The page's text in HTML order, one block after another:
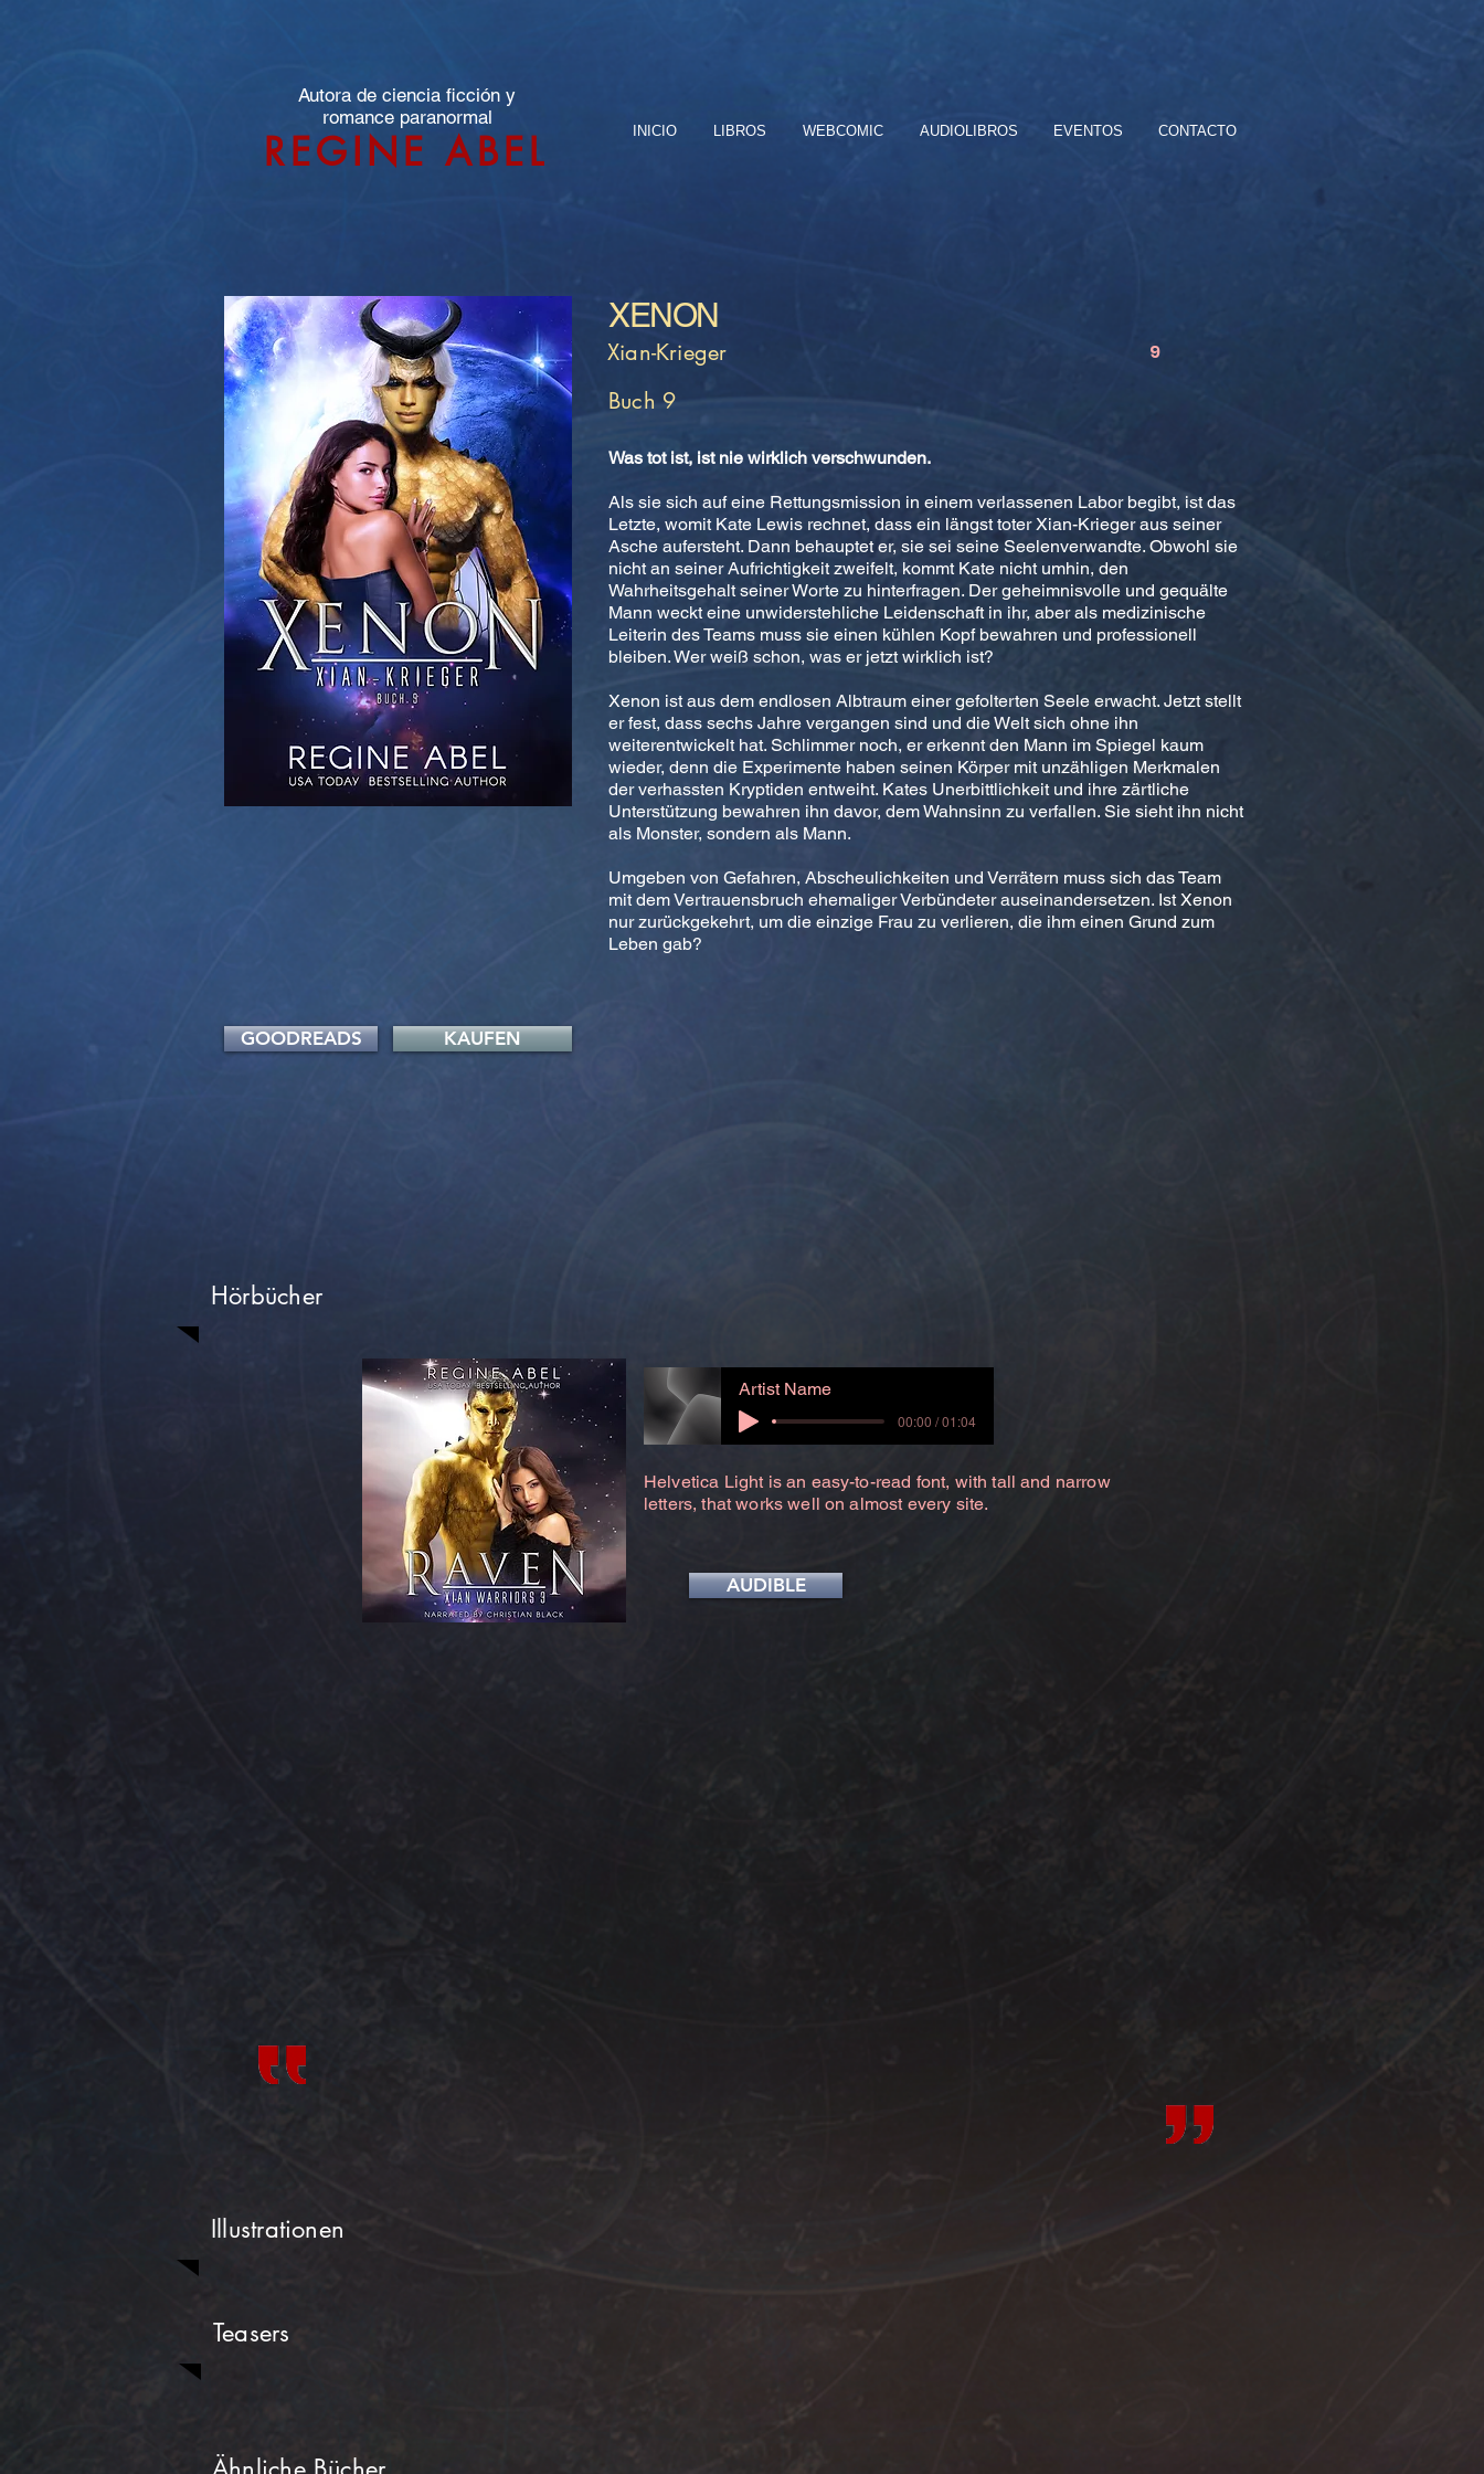
Autora de ciencia ficción y
romance paranormal
REGINE ABEL INICIO LIBROS WEBCOMIC AUDIOLIBROS EVENTOS CONTACTO
XENON
Xian-Krieger 9
Buch 9
Was tot ist, ist nie wirklich verschwunden.
Als sie sich auf eine Rettungsmission in einem verlassenen Labor begibt, ist das
Letzte, womit Kate Lewis rechnet, dass ein längst toter Xian-Krieger aus seiner
Asche aufersteht. Dann behauptet er, sie sei seine Seelenverwandte. Obwohl sie
nicht an seiner Aufrichtigkeit zweifelt, kommt Kate nicht umhin, den
Wahrheitsgehalt seiner Worte zu hinterfragen. Der geheimnisvolle und gequälte
Mann weckt eine unwiderstehliche Leidenschaft in ihr, aber als medizinische
Leiterin des Teams muss sie einen kühlen Kopf bewahren und professionell
bleiben. Wer weiß schon, was er jetzt wirklich ist?
Xenon ist aus dem endlosen Albtraum einer gefolterten Seele erwacht. Jetzt stellt
er fest, dass sechs Jahre vergangen sind und die Welt sich ohne ihn
weiterentwickelt hat. Schlimmer noch, er erkennt den Mann im Spiegel kaum
wieder, denn die Experimente haben seinen Körper mit unzähligen Merkmalen
der verhassten Kryptiden entweiht. Kates Unerbittlichkeit und ihre zärtliche
Unterstützung bewahren ihn davor, dem Wahnsinn zu verfallen. Sie sieht ihn nicht
als Monster, sondern als Mann.
Umgeben von Gefahren, Abscheulichkeiten und Verrätern muss sich das Team
mit dem Vertrauensbruch ehemaliger Verbündeter auseinandersetzen. Ist Xenon
nur zurückgekehrt, um die einzige Frau zu verlieren, die ihm einen Grund zum
Leben gab?
GOODREADS KAUFEN
Hörbücher
Artist Name
00:00 / 01:04
Helvetica Light is an easy-to-read font, with tall and narrow
letters, that works well on almost every site.
AUDIBLE
Illustrationen
Teasers